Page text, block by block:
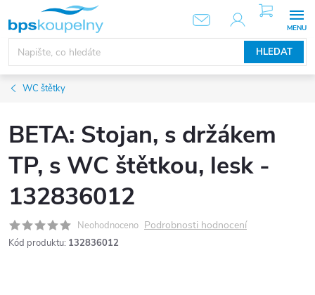
obsah
HLEDAT
NÁKUPNÍ
KOŠÍK
WC štětky
BETA: Stojan, s držákem
TP, s WC štětkou, lesk -
132836012
Neohodnoceno Podrobnosti hodnocení
Kód produktu: 132836012